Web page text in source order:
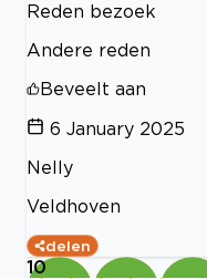
Reden bezoek
Andere reden
Beveelt aan
6 January 2025
Nelly
Veldhoven
delen
10